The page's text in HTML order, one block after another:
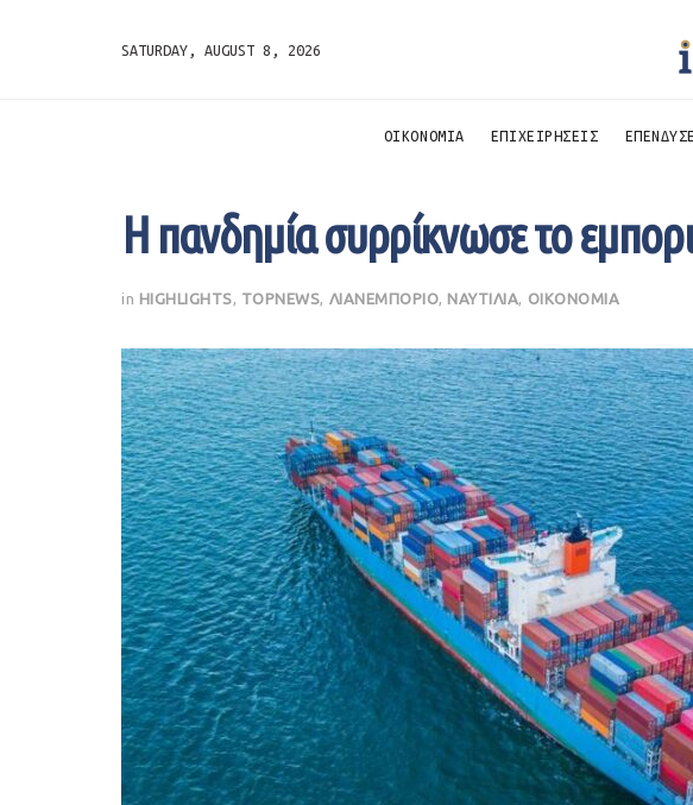
SATURDAY, AUGUST 8, 2026
ΟΙΚΟΝΟΜΙΑ ΕΠΙΧΕΙΡΗΣΕΙΣ
Η πανδημία συρρίκνωσε το
in HIGHLIGHTS TOPNEWS ΛΙΑΝΕΜΠΟΡΙΟ ΝΑΥΤΙΛΙΑ ΟΙΚΟΝΟΜΙΑ